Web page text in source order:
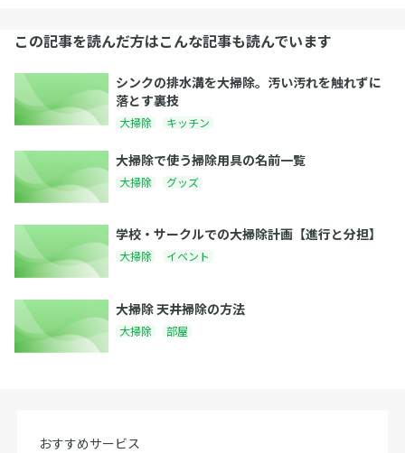
この記事を読んだ方はこんな記事も読んでいます
シンクの排水溝を大掃除。汚い汚れを触れずに
落とす裏技
大掃除 キッチン
大掃除で使う掃除用具の名前一覧
大掃除 グッズ
学校・サークルでの大掃除計画【進行と分担】
大掃除 イベント
大掃除 天井掃除の方法
大掃除 部屋
おすすめサービス